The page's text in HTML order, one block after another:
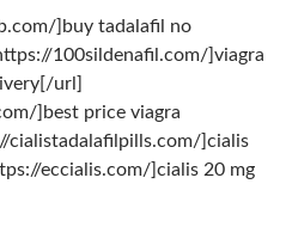
]buy tadalafil no
100sildenafil.com/]viagra
url]
]best price viagra
cialistadalafilpills.com/]cialis
eccialis.com/]cialis 20 mg